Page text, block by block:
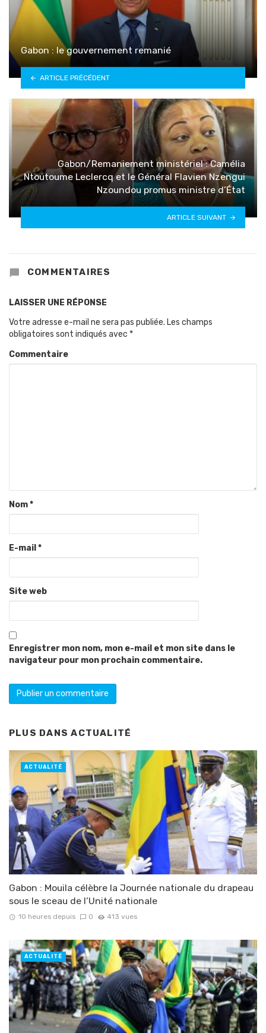
Gabon : le gouvernement remanié
ARTICLE PRÉCÉDENT
Gabon/Remaniement ministériel : Camélia
Ntoutoume Leclercq et le Général Flavien Nzengui
Nzoundou promus ministre d’État
ARTICLE SUIVANT
COMMENTAIRES
LAISSER UNE RÉPONSE
Votre adresse e-mail ne sera pas publiée. Les champs
obligatoires sont indiqués avec *
Commentaire
Nom*
E-mail*
Site web
Enregistrer mon nom, mon e-mail et mon site dans le
navigateur pour mon prochain commentaire.
PLUS DANSACTUALITÉ
Gabon : Mouila célèbre la Journée nationale du drapeau
sous le sceau de l’Unité nationale
10 heures depuis 0 413 vues
ACTUALITÉ
ACTUALITÉ